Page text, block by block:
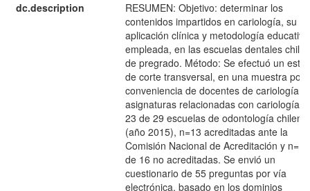
dc.description
RESUMEN: Objetivo: determinar los
contenidos impartidos en cariología, su
aplicación clínica y metodología educativa
empleada, en las escuelas dentales
de pregrado. Método: Se efectuó un
de corte transversal, en una muestra por
conveniencia de docentes de cariología
asignaturas relacionadas con cariología
23 de 29 escuelas de odontología
(año 2015), n=13 acreditadas ante la
Comisión Nacional de Acreditación y n=10
de 16 no acreditadas. Se envió un
cuestionario de 55 preguntas por vía
electrónica, basado en los dominios